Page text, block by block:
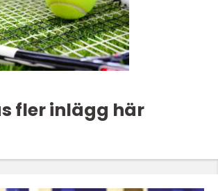
fler inlägg här